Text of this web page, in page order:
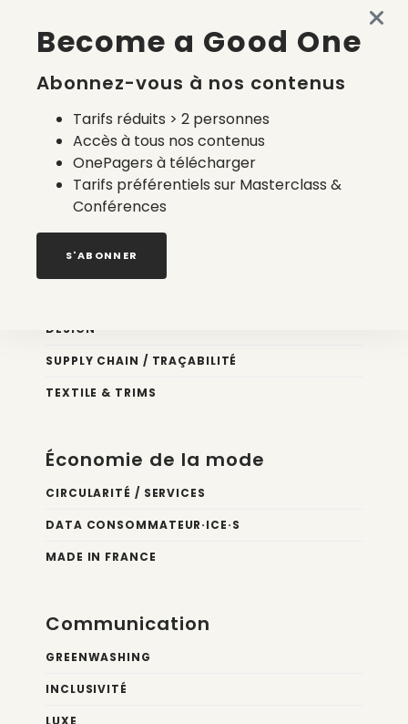
La liste des prestataires du bilan carbone d’une marque
de mode
2 août 2026
DESIGN
SUPPLY CHAIN / TRAÇABILITÉ
TEXTILE & TRIMS
Économie de la mode
CIRCULARITÉ / SERVICES
DATA CONSOMMATEUR·ICE·S
MADE IN FRANCE
Communication
GREENWASHING
INCLUSIVITÉ
LUXE
Become a Good One
Abonnez-vous à nos contenus
Tarifs réduits > 2 personnes
Accès à tous nos contenus
OnePagers à télécharger
Tarifs préférentiels sur Masterclass &
Conférences
S'ABONNER